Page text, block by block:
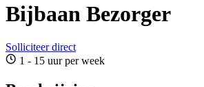
Bijbaan Bezorger
Solliciteer direct
1 - 15 uur per week